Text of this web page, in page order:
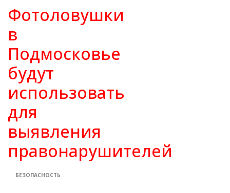
Фотоловушки
в
Подмосковье
будут
использовать
для
выявления
правонарушителей
БЕЗОПАСНОСТЬ